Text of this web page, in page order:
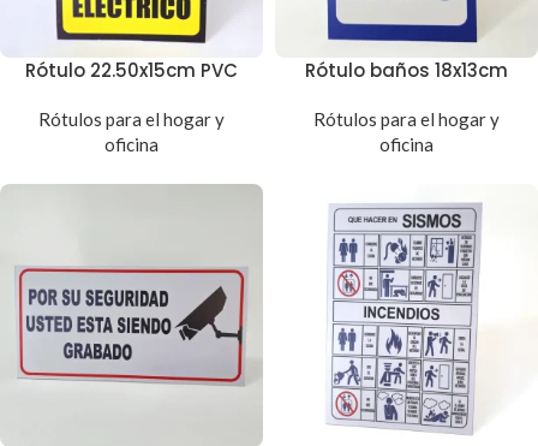
Rótulo 22.50x15cm PVC
Rótulos para el hogar y
oficina
Rótulo baños 18x13cm
Rótulos para el hogar y
oficina